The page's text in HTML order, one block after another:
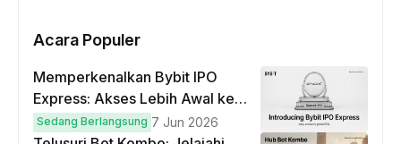
Acara Populer
Memperkenalkan Bybit IPO
Express: Akses Lebih Awal ke
IPO Global!
Sedang Berlangsung 7 Jun 2026